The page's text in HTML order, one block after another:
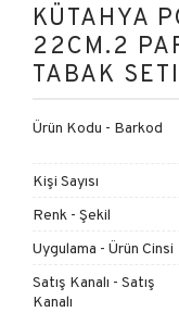
KÜTAHYA
22CM.2
TABAK
Ürün Kodu - Barkod
Kişi Sayısı
Renk - Şekil
Uygulama - Ürün Cinsi
Satış Kanalı - Satış
Kanalı